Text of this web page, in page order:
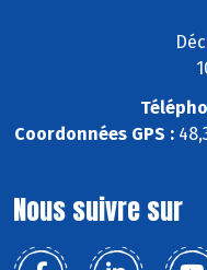
Coordonnées GPS :
Nous suivre sur